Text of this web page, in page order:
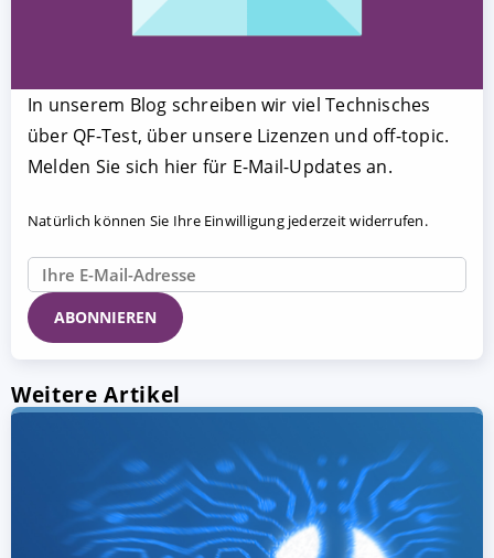
In unserem Blog schreiben wir viel Technisches
über QF-Test, über unsere Lizenzen und off-topic.
Melden Sie sich hier für E-Mail-Updates an.
Natürlich können Sie Ihre Einwilligung jederzeit widerrufen.
Weitere Artikel